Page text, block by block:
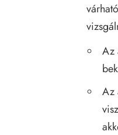
Az
Az